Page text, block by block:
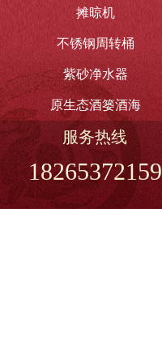
摊晾机
不锈钢周转桶
紫砂净水器
原生态酒篓酒海
服务热线
18265372159